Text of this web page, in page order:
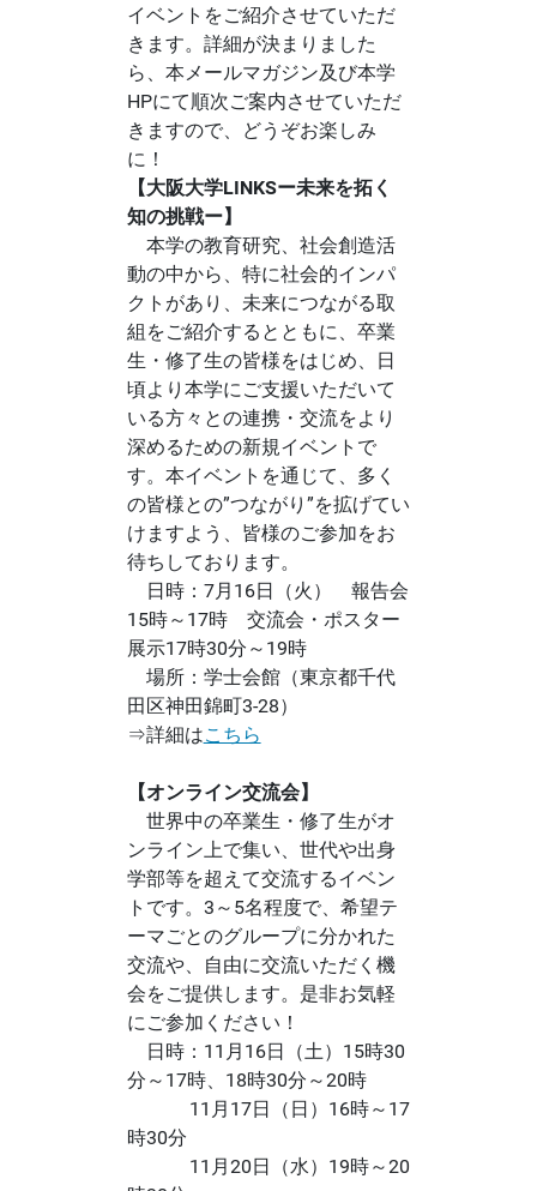
イベントをご紹介させていただ
きます。詳細が決まりました
ら、本メールマガジン及び本学
HPにて順次ご案内させていただ
きますので、どうぞお楽しみ
に！
【大阪大学LINKSー未来を拓く
知の挑戦ー】
本学の教育研究、社会創造活
動の中から、特に社会的インパ
クトがあり、未来につながる取
組をご紹介するとともに、卒業
生・修了生の皆様をはじめ、日
頃より本学にご支援いただいて
いる方々との連携・交流をより
深めるための新規イベントで
す。本イベントを通じて、多く
の皆様との”つながり”を拡げてい
けますよう、皆様のご参加をお
待ちしております。
日時：7月16日（火） 報告会
15時～17時 交流会・ポスター
展示17時30分～19時
場所：学士会館（東京都千代
田区神田錦町3-28）
⇒詳細はこちら
【オンライン交流会】
世界中の卒業生・修了生がオ
ンライン上で集い、世代や出身
学部等を超えて交流するイベン
トです。3～5名程度で、希望テ
ーマごとのグループに分かれた
交流や、自由に交流いただく機
会をご提供します。是非お気軽
にご参加ください！
日時：11月16日（土）15時30
分～17時、18時30分～20時
11月17日（日）16時～17
時30分
11月20日（水）19時～20